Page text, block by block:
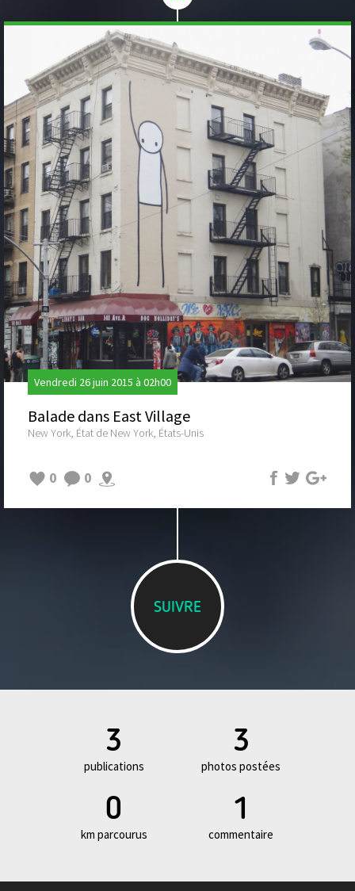
Vendredi 26 juin 2015 à 02h00
Balade dans East Village
New York, État de New York, États-Unis
0 0
SUIVRE
3
publications
3
photos postées
0
km parcourus
1
commentaire